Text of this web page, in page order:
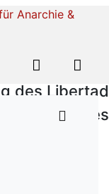
des Libertad
Verlages